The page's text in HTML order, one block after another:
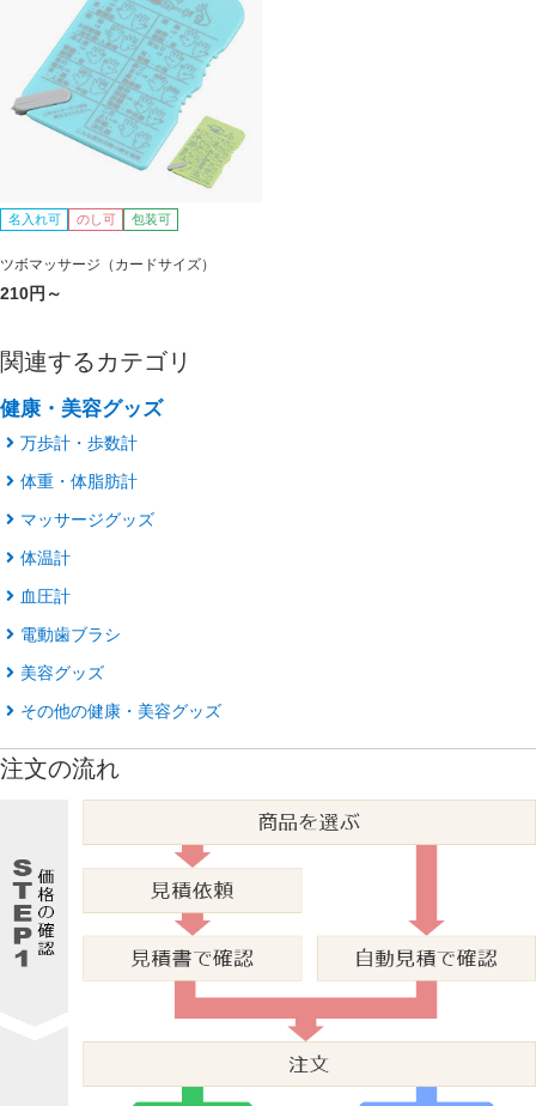
名入れ可 のし可 包装可
ツボマッサージ（カードサイズ）
210円～
関連するカテゴリ
健康・美容グッズ
万歩計・歩数計
体重・体脂肪計
マッサージグッズ
体温計
血圧計
電動歯ブラシ
美容グッズ
その他の健康・美容グッズ
注文の流れ